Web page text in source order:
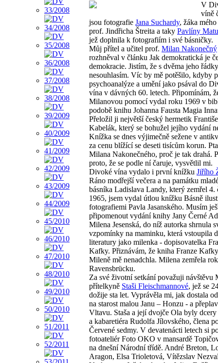
V
víně
jsou fotografie Jana Suchardy, žáka
prof. Jindřicha Štreita a taky Pavlíny
jež doplnila k fotografiím i své básničky.
Můj přítel a učitel prof. Milan Nakonečný
rozhněval v článku Jak demokratická je
demokracie. Jistím, že s dvěma jeho
nesouhlasím. Víc by mě potěšilo, kdyby
psychoanalýze a umění jako psával do
vína v dávných 60. letech. Připomínám,
Milanovou pomocí vydal roku 1969 v
podobě knihu Johanna Fausta Magia
Přeložil ji největší český hermetik
Kabelák, který se bohužel jejího vydání
Knížka se dnes výjimečně sežene v
za cenu blížící se deseti tisícům korun.
Milana Nakonečného, proč je tak drahá.
proto, že se podle ní čaruje, vysvětlil mi.
Divoké vína vydalo i první knížku Jiřího
Ráno modřejší večera a na památku
básníka Ladislava Landy, který zemřel 4.
1965, jsem vydal útlou knížku Básně
fotografiemi Pavla Jasanského. Musím
připomenout vydání knihy Jany Černé
Milena Jesenská, do níž autorka shrnula
vzpomínky na maminku, která vstoupila
literatury jako milenka - dopisovatelka
Kafky. Přiznávám, že kniha Franze
Mileně mě nenadchla. Milena zemřela
Ravensbrücku.
Za své životní setkání považuji návštěvu
přítelkyně Staši Fleischmannové, jež se
dožije sta let. Vyprávěla mi, jak dostala
na starost malou Janu – Honzu - a
Vltavu. Staša a její dvojče Ola byly dcery
a kabaretiéra Rudolfa Jílovského, člena
Červené sedmy. V devatenácti letech si
fotoateliér Foto OKO v mansardě
na dnešní Národní třídě. André Breton,
Aragon, Elsa Trioletová, Vítězslav